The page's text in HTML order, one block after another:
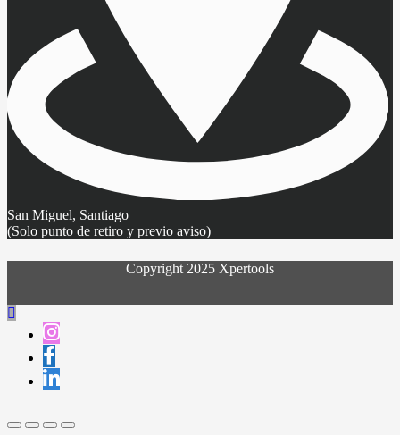
San Miguel, Santiago
(Solo punto de retiro y previo aviso)
Copyright 2025 Xpertools